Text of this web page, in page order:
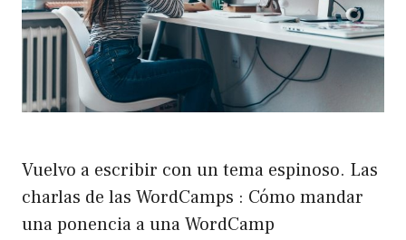
Vuelvo a escribir con un tema espinoso. Las
charlas de las WordCamps : Cómo mandar
una ponencia a una WordCamp